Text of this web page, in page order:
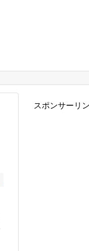
スポンサーリ